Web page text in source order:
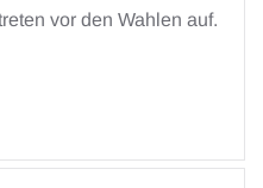
vor den Wahlen auf.